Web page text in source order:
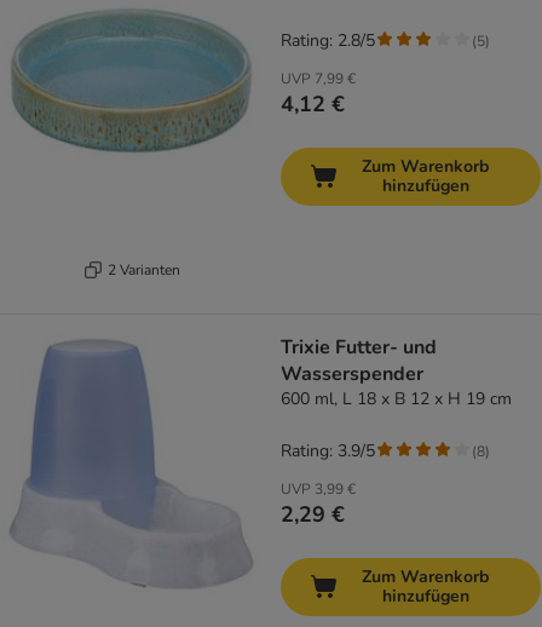
2 Varianten
UVP 7,99 €
4,12 €
Rating: 2.8/5 (5)
Zum Warenkorb
hinzufügen
Trixie Futter- und
Wasserspender
600 ml, L 18 x B 12 x H 19 cm
UVP 3,99 €
2,29 €
Rating: 3.9/5 (8)
Zum Warenkorb
hinzufügen